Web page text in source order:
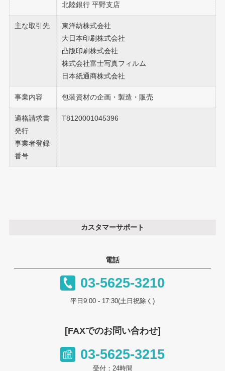
北陸銀行 平野支店
主な取引先
東洋紡株式会社
大日本印刷株式会社
凸版印刷株式会社
株式会社富士写真フィルム
日本紙通商株式会社
事業内容 包装資材の企画・製造・販売
適格請求書
発行
事業者登録
番号
T8120001045396
カスタマーサポート
電話
03-5625-3210
平日9:00 - 17:30(土日祝除く)
[FAXでのお問い合わせ]
03-5625-3215
受付：24時間